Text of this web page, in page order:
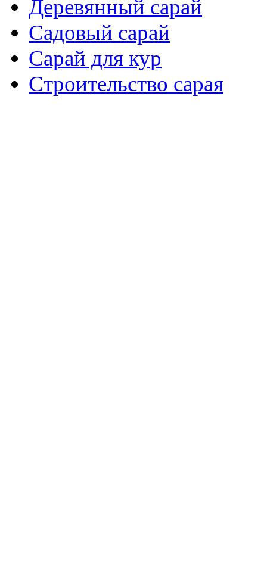
Деревянный сарай
Садовый сарай
Сарай для кур
Cтроительство сарая